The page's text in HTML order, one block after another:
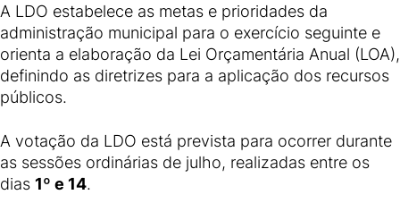
A LDO estabelece as metas e prioridades da
administração municipal para o exercício seguinte e
orienta a elaboração da Lei Orçamentária Anual (LOA),
definindo as diretrizes para a aplicação dos recursos
públicos.
A votação da LDO está prevista para ocorrer durante
as sessões ordinárias de julho, realizadas entre os
dias 1º e 14.